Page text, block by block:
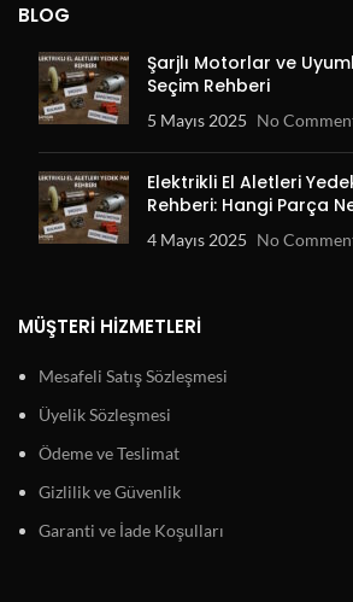
BLOG
Şarjlı Motorlar ve
Seçim Rehberi
5 Mayıs 2025 No
Elektrikli El Aletleri
Rehberi: Hangi Parça
4 Mayıs 2025 No
MÜŞTERI HIZMETLERI
Mesafeli Satış Sözleşmesi
Üyelik Sözleşmesi
Ödeme ve Teslimat
Gizlilik ve Güvenlik
Garanti ve İade Koşulları